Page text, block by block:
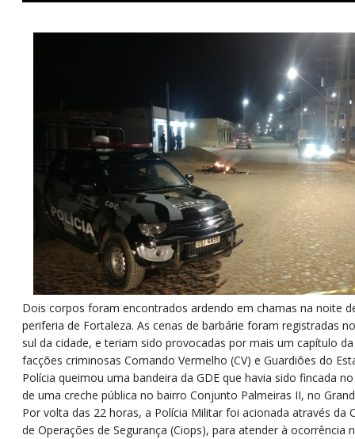
Dois corpos foram encontrados ardendo em chamas na noite
periferia de Fortaleza. As cenas de barbárie foram registradas
sul da cidade, e teriam sido provocadas por mais um capítulo
facções criminosas Comando Vermelho (CV) e Guardiões do
Polícia queimou uma bandeira da GDE que havia sido fincada
de uma creche pública no bairro Conjunto Palmeiras II, no
Por volta das 22 horas, a Polícia Militar foi acionada através da
de Operações de Segurança (Ciops), para atender à ocorrência